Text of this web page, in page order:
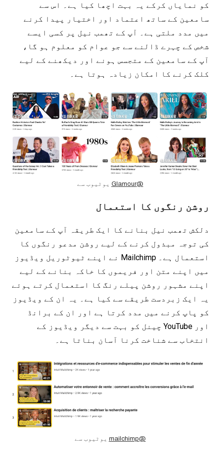
کو نمایاں کرکے یہ بہت اچھا کیا ہے۔ اس سے
سامعین کے ساتھ اعتماد اور اختیار پیدا کرنے
میں مدد ملتی ہے۔ آپ کے تھمب نیل پر کسی ایسے
شخص کے چہرے ڈالنے سے جو عوام کو معلوم ہو گا،
آپ کے سامعین کے متجسس ہونے اور دیکھنے کے لیے
کلک کرنے کا امکان زیادہ ہوتا ہے۔
@Glamour یوٹیوب سے
روشن رنگوں کا استعمال
دلکش تھمب نیل بنانے کا ایک طریقہ آپ کے سامعین
کی توجہ مبذول کرنے کے لیے روشن مدعو رنگوں کا
استعمال ہے۔ Mailchimp نے اپنے ٹیوٹوریل ویڈیوز
میں اپنے متن اور فریموں کا خاکہ بنانے کے لیے
اپنے مشہور روشن پیلے رنگ کا استعمال کرتے ہوئے
یہ ایک زبردست طریقے سے کیا ہے۔ یہ ان کے ویڈیوز
کو پاپ کرنے میں مدد کرتا ہے اور ان کے برانڈ
اور YouTube چینل کو بہت سے دیگر ویڈیوز کے
انتخاب سے شناخت کرنا آسان بناتا ہے۔
@mailchimp یوٹیوب سے